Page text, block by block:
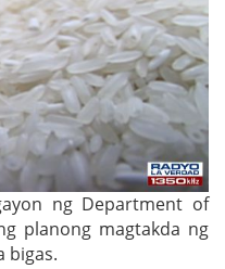
ng Department of
planong magtakda ng
bigas.